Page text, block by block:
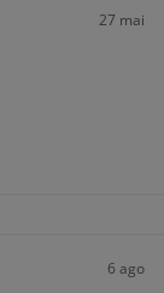
27 mai
6 ago